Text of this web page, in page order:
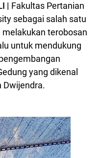
| Fakultas Pertanian
sebagai salah satu
terobosan
untuk mendukung
yang dikenal
Dwijendra.